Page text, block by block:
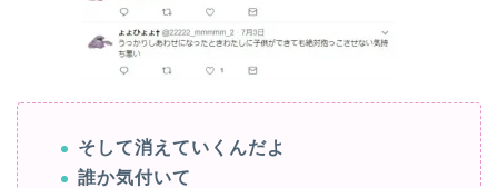
そして消えていくんだよ
誰か気付いて